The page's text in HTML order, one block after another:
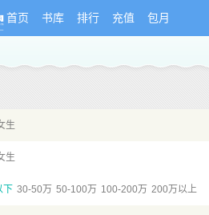
首页 书库 排行 充值 包月
生
生
下 30-50万 50-100万 100-200万 200万以上